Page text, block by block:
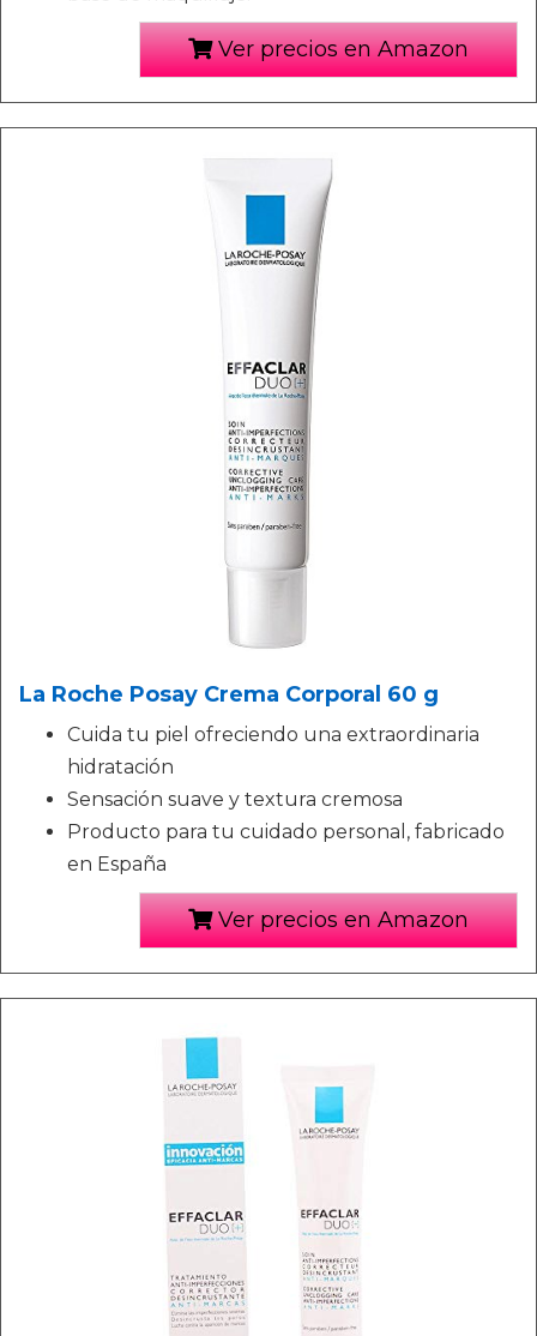
Ver precios en Amazon
La Roche Posay Crema Corporal 60 g
Cuida tu piel ofreciendo una extraordinaria
hidratación
Sensación suave y textura cremosa
Producto para tu cuidado personal, fabricado
en España
Ver precios en Amazon